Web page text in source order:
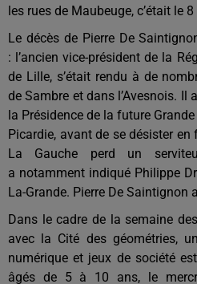
les rues de Maubeuge, c’était le
Le décès de Pierre De
: l’ancien vice-président de la
de Lille, s’était rendu à de
de Sambre et dans l’Avesnois. Il
la Présidence de la future
Picardie, avant de se désister en
La Gauche perd un
a notamment indiqué Philippe
La-Grande. Pierre De Saintignon
Dans le cadre de la semaine
avec la Cité des géométries,
numérique et jeux de société
âgés de 5 à 10 ans, le